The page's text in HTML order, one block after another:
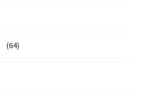
(64)